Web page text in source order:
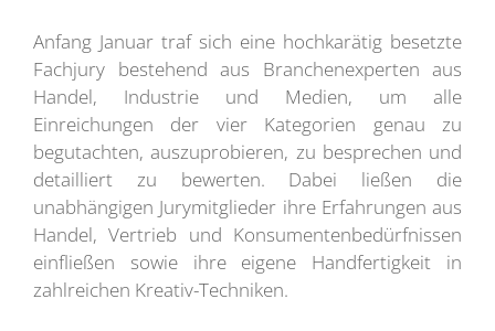
Anfang Januar traf sich eine hochkarätig besetzte
Fachjury bestehend aus Branchenexperten aus
Handel, Industrie und Medien, um alle
Einreichungen der vier Kategorien genau zu
begutachten, auszuprobieren, zu besprechen und
detailliert zu bewerten. Dabei ließen die
unabhängigen Jurymitglieder ihre Erfahrungen aus
Handel, Vertrieb und Konsumentenbedürfnissen
einfließen sowie ihre eigene Handfertigkeit in
zahlreichen Kreativ-Techniken.